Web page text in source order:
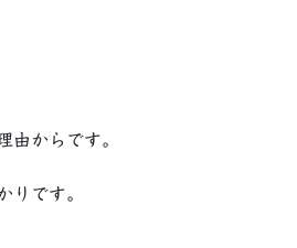
由からです。
りです。